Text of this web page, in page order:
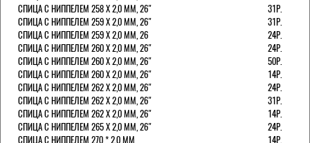
СПИЦА С НИППЕЛЕМ 258 Х 2,0 ММ, 26"
31Р.
СПИЦА С НИППЕЛЕМ 259 Х 2,0 ММ, 26"
31Р.
СПИЦА С НИППЕЛЕМ 259 Х 2,0 ММ, 26
24Р.
СПИЦА С НИППЕЛЕМ 260 Х 2,0 ММ, 26"
24Р.
СПИЦА С НИППЕЛЕМ 260 Х 2,0 ММ, 26"
50Р.
СПИЦА С НИППЕЛЕМ 260 Х 2,0 ММ, 26"
14Р.
СПИЦА С НИППЕЛЕМ 262 Х 2,0 ММ, 26"
24Р.
СПИЦА С НИППЕЛЕМ 262 Х 2,0 ММ, 26"
31Р.
СПИЦА С НИППЕЛЕМ 262 Х 2,0 ММ, 26"
14Р.
СПИЦА С НИППЕЛЕМ 265 Х 2,0 ММ, 26"
24Р.
СПИЦА С НИППЕЛЕМ 270 * 2,0 ММ
14Р.